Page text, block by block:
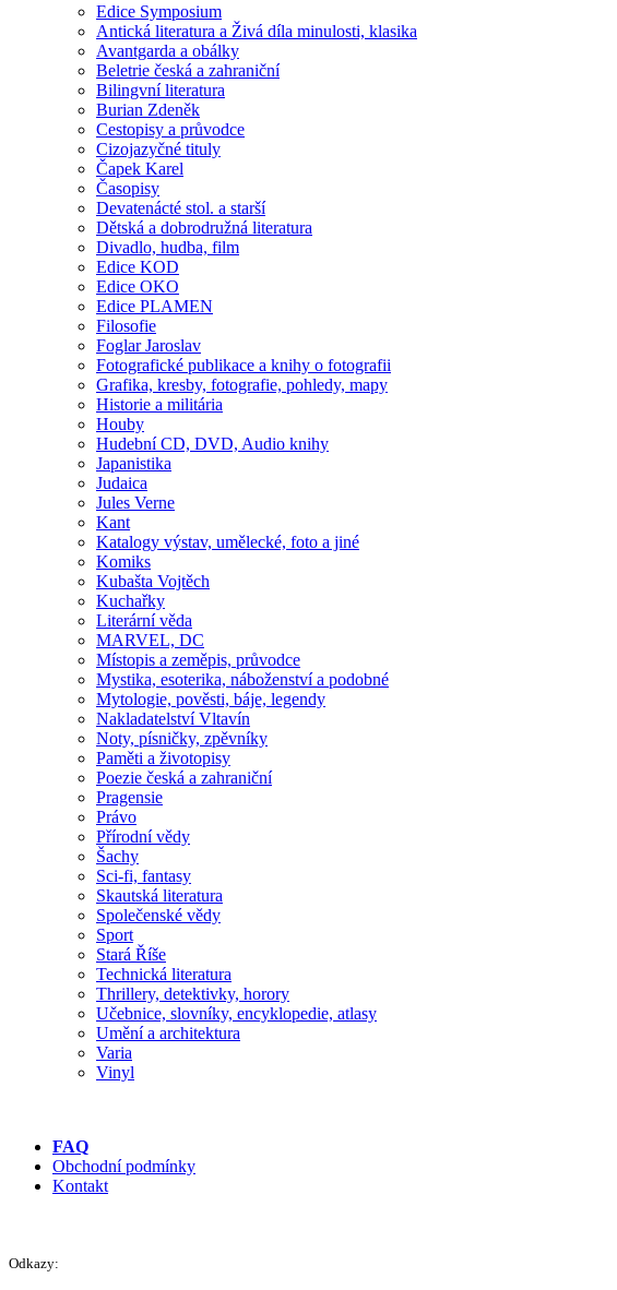
Edice Symposium
Antická literatura a Živá díla minulosti, klasika
Avantgarda a obálky
Beletrie česká a zahraniční
Bilingvní literatura
Burian Zdeněk
Cestopisy a průvodce
Cizojazyčné tituly
Čapek Karel
Časopisy
Devatenácté stol. a starší
Dětská a dobrodružná literatura
Divadlo, hudba, film
Edice KOD
Edice OKO
Edice PLAMEN
Filosofie
Foglar Jaroslav
Fotografické publikace a knihy o fotografii
Grafika, kresby, fotografie, pohledy, mapy
Historie a militária
Houby
Hudební CD, DVD, Audio knihy
Japanistika
Judaica
Jules Verne
Kant
Katalogy výstav, umělecké, foto a jiné
Komiks
Kubašta Vojtěch
Kuchařky
Literární věda
MARVEL, DC
Místopis a zeměpis, průvodce
Mystika, esoterika, náboženství a podobné
Mytologie, pověsti, báje, legendy
Nakladatelství Vltavín
Noty, písničky, zpěvníky
Paměti a životopisy
Poezie česká a zahraniční
Pragensie
Právo
Přírodní vědy
Šachy
Sci-fi, fantasy
Skautská literatura
Společenské vědy
Sport
Stará Říše
Technická literatura
Thrillery, detektivky, horory
Učebnice, slovníky, encyklopedie, atlasy
Umění a architektura
Varia
Vinyl
FAQ
Obchodní podmínky
Kontakt
Odkazy: